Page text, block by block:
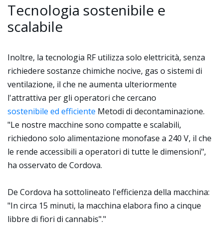
Tecnologia sostenibile e
scalabile
Inoltre, la tecnologia RF utilizza solo elettricità, senza
richiedere sostanze chimiche nocive, gas o sistemi di
ventilazione, il che ne aumenta ulteriormente
l'attrattiva per gli operatori che cercano
sostenibile ed efficiente Metodi di decontaminazione.
"Le nostre macchine sono compatte e scalabili,
richiedono solo alimentazione monofase a 240 V, il che
le rende accessibili a operatori di tutte le dimensioni",
ha osservato de Cordova.
De Cordova ha sottolineato l'efficienza della macchina:
"In circa 15 minuti, la macchina elabora fino a cinque
libbre di fiori di cannabis"."